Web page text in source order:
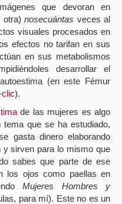
que devoran en
otra) nosecuántas veces al
visuales procesados en
efectos no tarifan en sus
en sus metabolismos
desarrollar el
(en este Fémur
).
de las mujeres es algo
que se ha estudiado,
gasta dinero elaborando
y sirven para lo mismo que
sabes que parte de ese
los ojos como paellas en
Mujeres Hombres y
para mí). Este no es un